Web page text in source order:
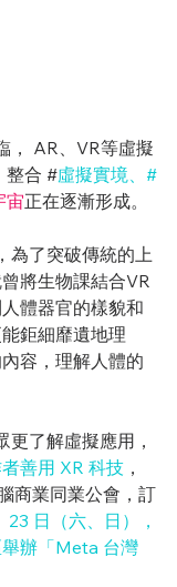
整合 #虛擬實境、#
宙正在逐漸形成。
將生物課結合VR
體器官的樣貌和
鉅細靡遺地理
容，理解人體的
善用 XR 科技 ，
商業同業公會，訂
日（六、日），
辦「Meta 台灣